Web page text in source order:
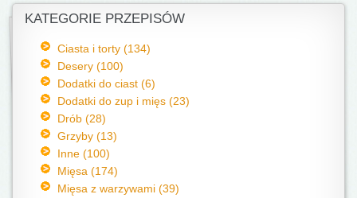
KATEGORIE PRZEPISÓW
Ciasta i torty (134)
Desery (100)
Dodatki do ciast (6)
Dodatki do zup i mięs (23)
Drób (28)
Grzyby (13)
Inne (100)
Mięsa (174)
Mięsa z warzywami (39)